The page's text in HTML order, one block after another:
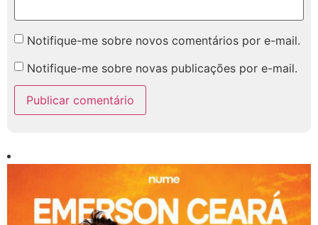
Notifique-me sobre novos comentários por e-mail.
Notifique-me sobre novas publicações por e-mail.